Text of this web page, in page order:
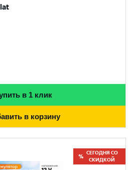
в 1 клик
в корзину
СЕГОДНЯ СО
СКИДКОЙ